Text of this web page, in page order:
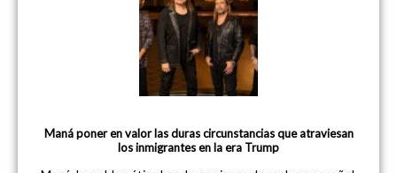
Maná poner en valor las duras circunstancias que atraviesan
los inmigrantes en la era Trump